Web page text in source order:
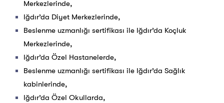
Merkezlerinde,
Iğdır’da Diyet Merkezlerinde,
Beslenme uzmanlığı sertifikası ile Iğdır’da Koçluk
Merkezlerinde,
Iğdır’da Özel Hastanelerde,
Beslenme uzmanlığı sertifikası ile Iğdır’da Sağlık
kabinlerinde,
Iğdır’da Özel Okullarda,